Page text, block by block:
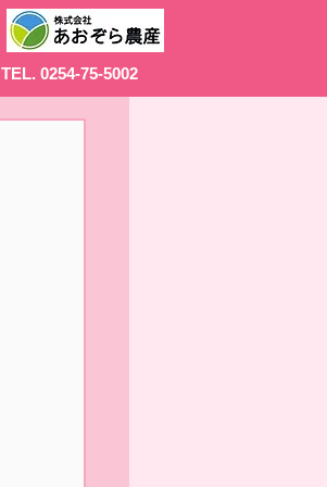
TEL. 0254-75-5002